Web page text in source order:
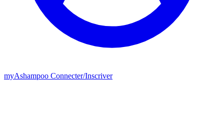
myAshampoo Connecter/Inscriver